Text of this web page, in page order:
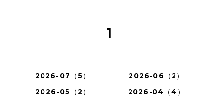
1
2026-07（5）
2026-06（2）
2026-05（2）
2026-04（4）